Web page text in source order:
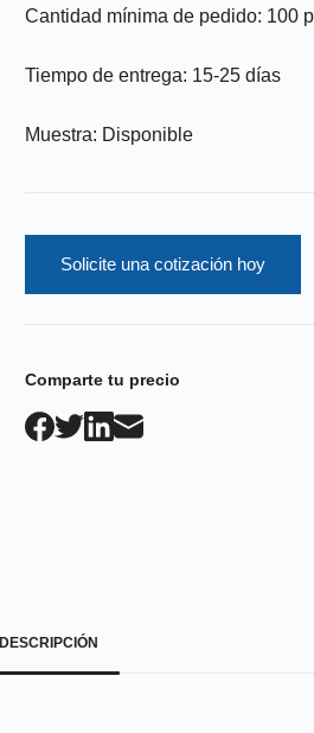
Cantidad mínima de pedido: 100
Tiempo de entrega: 15-25 días
Muestra: Disponible
Solicite una cotización hoy
Comparte tu precio
DESCRIPCIÓN